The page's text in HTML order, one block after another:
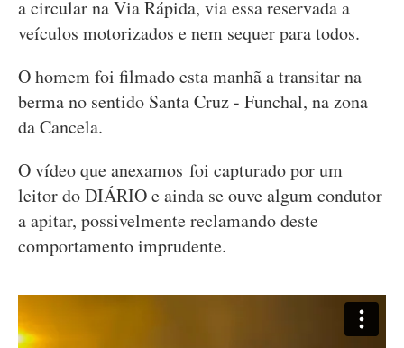
a circular na Via Rápida, via essa reservada a
veículos motorizados e nem sequer para todos.
O homem foi filmado esta manhã a transitar na
berma no sentido Santa Cruz - Funchal, na zona
da Cancela.
O vídeo que anexamos foi capturado por um
leitor do DIÁRIO e ainda se ouve algum condutor
a apitar, possivelmente reclamando deste
comportamento imprudente.